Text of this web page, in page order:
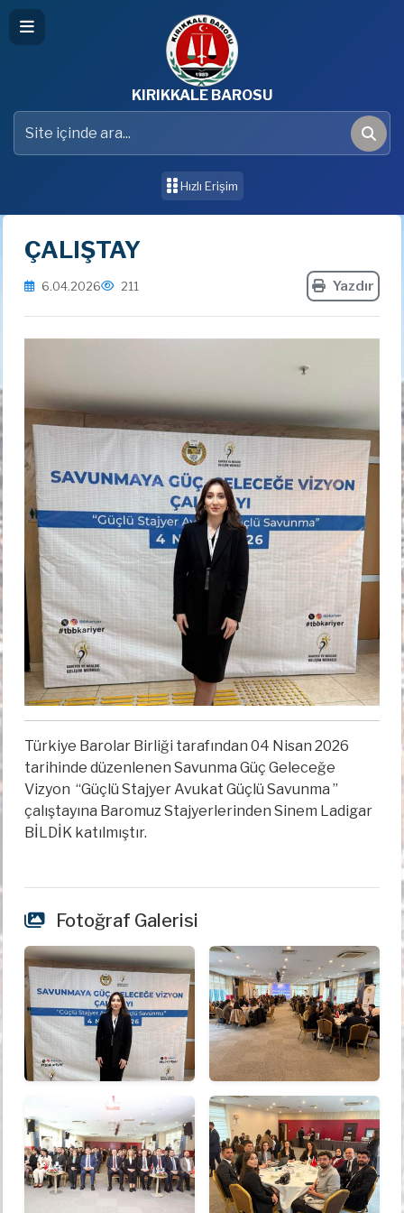
KIRIKKALE BAROSU
Site içinde ara
Ara
Hızlı Erişim
ÇALIŞTAY
6.04.2026 211 Yazdır
Türkiye Barolar Birliği tarafından 04 Nisan 2026
tarihinde düzenlenen Savunma Güç Geleceğe
Vizyon “Güçlü Stajyer Avukat Güçlü Savunma ”
çalıştayına Baromuz Stajyerlerinden Sinem Ladigar
BİLDİK katılmıştır.
Fotoğraf Galerisi